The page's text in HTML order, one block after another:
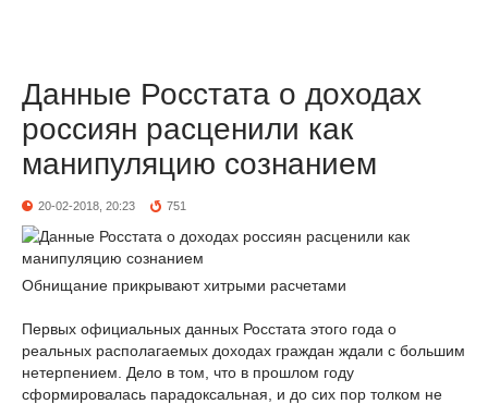
Данные Росстата о доходах
россиян расценили как
манипуляцию сознанием
20-02-2018, 20:23 751
Обнищание прикрывают хитрыми расчетами
Первых официальных данных Росстата этого года о
реальных располагаемых доходах граждан ждали с большим
нетерпением. Дело в том, что в прошлом году
сформировалась парадоксальная, и до сих пор толком не